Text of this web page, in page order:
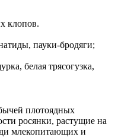
клопов.
пауки-бродяги;
белая трясогузка,
плотоядных
росянки, растущие на
млекопитающих и